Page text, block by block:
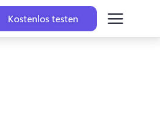
Kostenlos testen